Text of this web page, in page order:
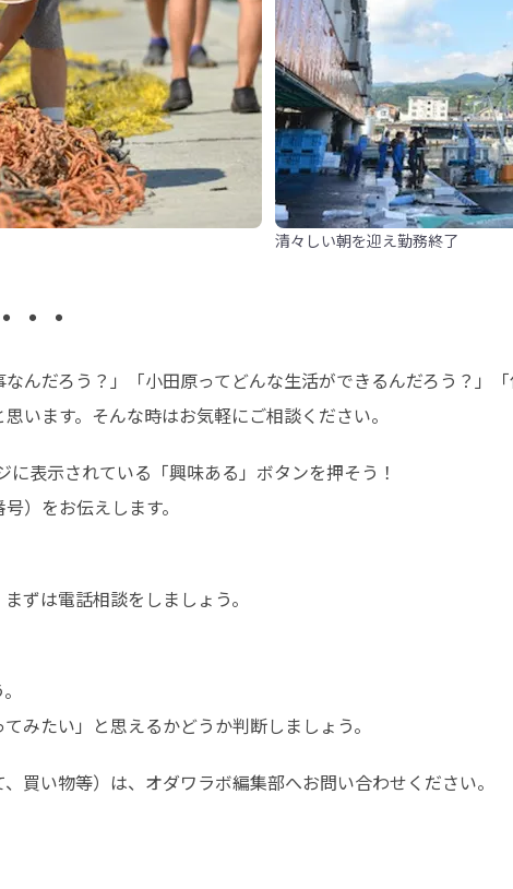
清々しい朝を迎え勤務終了
・・
なんだろう？」「小田原ってどんな生活ができるんだろう？」
います。そんな時はお気軽にご相談ください。
表示されている「興味ある」ボタンを押そう！
）をお伝えします。
ずは電話相談をしましょう。
みたい」と思えるかどうか判断しましょう。
買い物等）は、オダワラボ編集部へお問い合わせください。